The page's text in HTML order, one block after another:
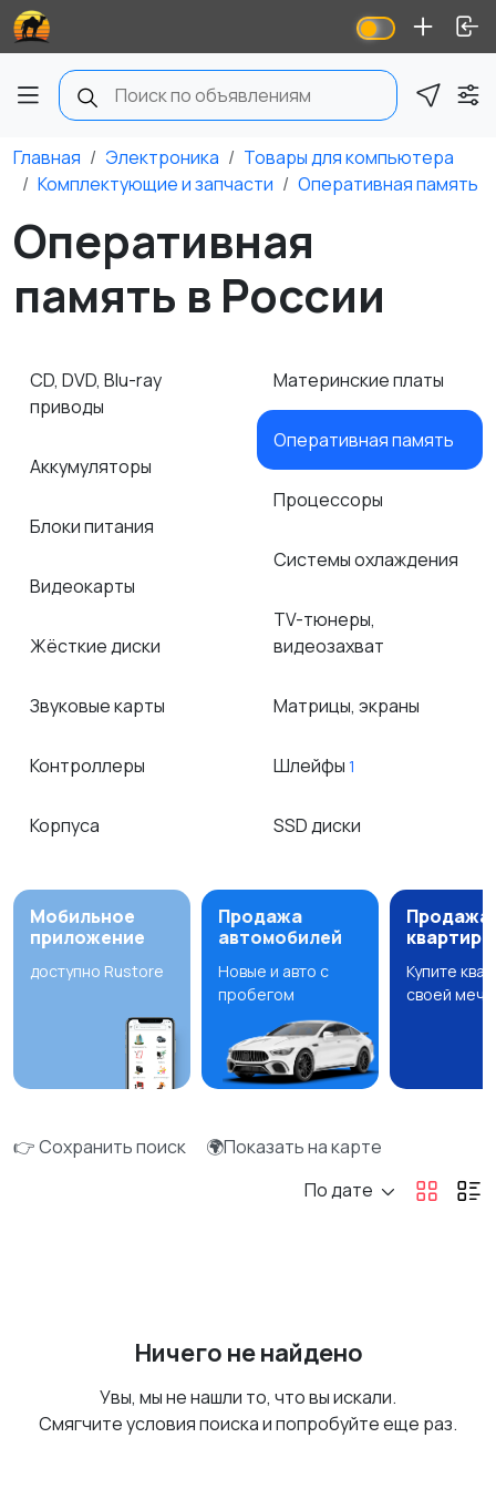
Главная Электроника
Товары для компьютера
Комплектующие и запчасти
Оперативная память
Оперативная
память в России
CD, DVD, Blu-ray
приводы
Аккумуляторы
Блоки питания
Видеокарты
Жёсткие диски
Звуковые карты
Контроллеры
Корпуса
Материнские платы
Оперативная память
Процессоры
Системы охлаждения
TV-тюнеры,
видеозахват
Матрицы, экраны
Шлейфы 1
SSD диски
Мобильное
приложение
доступно Rustore
Продажа
автомобилей
Новые и авто с
пробегом
Продажа
квартир
Купите
своей
👉 Сохранить поиск
🌍Показать на карте
По дате
Ничего не найдено
Увы, мы не нашли то, что вы искали.
Смягчите условия поиска и попробуйте еще раз.